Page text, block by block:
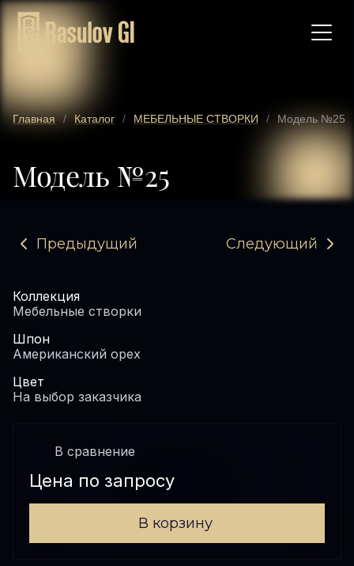
Главная / Каталог / МЕБЕЛЬНЫЕ СТВОРКИ / Модель №25
Модель №25
Предыдущий Следующий
Коллекция
Мебельные створки
Шпон
Американский орех
Цвет
На выбор заказчика
В сравнениe
Цена по запросу
В корзину